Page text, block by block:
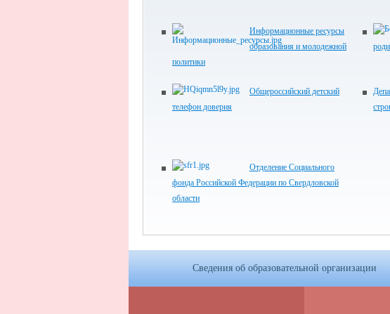
Информационные ресурсы
образования и молодежной
политики
Общероссийский детский
телефон доверия
Отделение Социального
фонда Российской Федерации по Свердловской
области
Сведения об образовательной организации